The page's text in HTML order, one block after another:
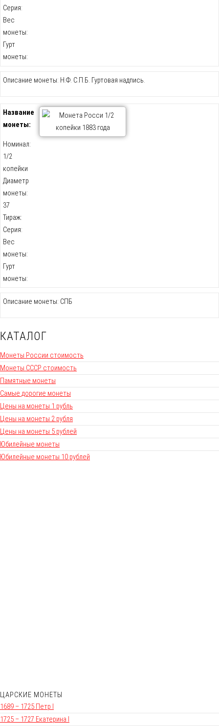
Серия:
Вес
монеты:
Гурт
монеты:
Описание монеты: Н.Ф. С.П.Б. Гуртовая надпись.
Название
монеты:
Номинал:
1/2
копейки
Диаметр
монеты:
37
Тираж:
Серия:
Вес
монеты:
Гурт
монеты:
Описание монеты: СПБ
КАТАЛОГ
Монеты России стоимость
Монеты СССР стоимость
Памятные монеты
Самые дорогие монеты
Цены на монеты 1 рубль
Цены на монеты 2 рубля
Цены на монеты 5 рублей
Юбилейные монеты
Юбилейные монеты 10 рублей
ЦАРСКИЕ МОНЕТЫ
1689 – 1725 Петр I
1725 – 1727 Екатерина I